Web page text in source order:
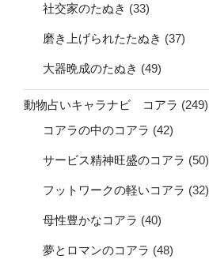
社交家のたぬき (33)
磨き上げられたたぬき (37)
大器晩成のたぬき (49)
動物占いキャラナビ コアラ (249)
コアラの中のコアラ (42)
サービス精神旺盛のコアラ (50)
フットワークの軽いコアラ (32)
母性豊かなコアラ (40)
夢とロマンのコアラ (48)